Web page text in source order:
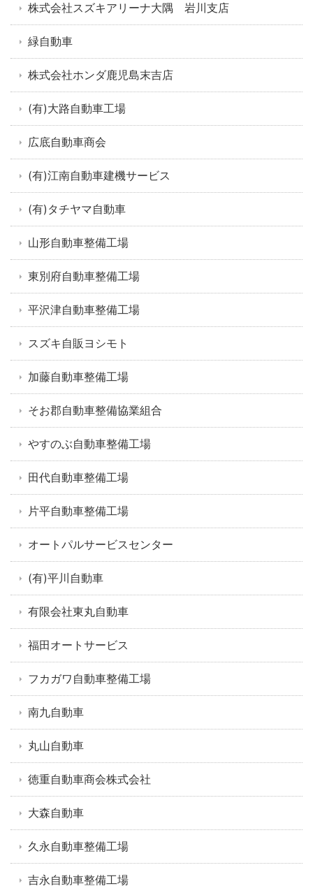
株式会社スズキアリーナ大隅 岩川支店
緑自動車
株式会社ホンダ鹿児島末吉店
(有)大路自動車工場
広底自動車商会
(有)江南自動車建機サービス
(有)タチヤマ自動車
山形自動車整備工場
東別府自動車整備工場
平沢津自動車整備工場
スズキ自販ヨシモト
加藤自動車整備工場
そお郡自動車整備協業組合
やすのぶ自動車整備工場
田代自動車整備工場
片平自動車整備工場
オートパルサービスセンター
(有)平川自動車
有限会社東丸自動車
福田オートサービス
フカガワ自動車整備工場
南九自動車
丸山自動車
徳重自動車商会株式会社
大森自動車
久永自動車整備工場
吉永自動車整備工場